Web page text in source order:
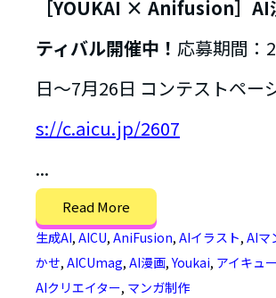
［YOUKAI × Anifusion］AI
ティバル開催中！ 応募期間：
日〜7月26日 コンテストペー
s://c.aicu.jp/2607
...
Read More
生成AI, AICU, AniFusion, AIイラスト, AIマ
かせ, AICUmag, AI漫画,Youkai, アイキュ
AIクリエイター, マンガ制作